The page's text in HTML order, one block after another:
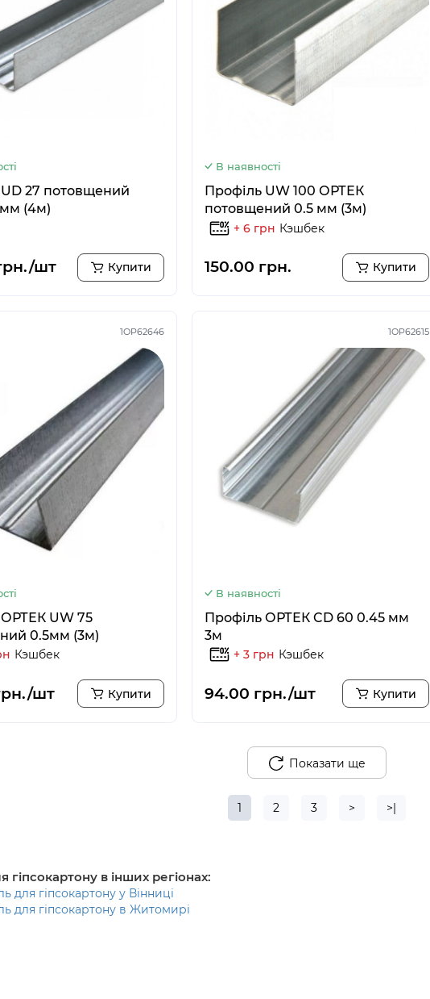
27 потовщений
(4м)
шт Купити
В наявності
Профіль UW 100 ОРТЕК
потовщений 0.5 мм (3м)
+ 6 грн Кэшбек
150.00 грн. Купити
1OP62646
UW 75
0.5мм (3м)
Кэшбек
шт Купити
1OP62615
В наявності
Профіль ОРТЕК CD 60 0.45 мм
3м
+ 3 грн Кэшбек
94.00 грн./шт Купити
Показати ще
1 2 3 > >|
гіпсокартону в інших регіонах:
для гіпсокартону у Вінниці
для гіпсокартону в Житомирі